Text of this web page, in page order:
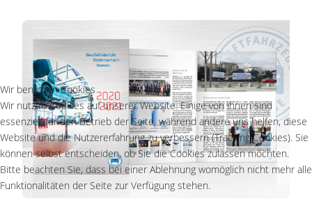
Wir benutzen Cookies
Wir nutzen Cookies auf unserer Website. Einige von ihnen sind
essenziell für den Betrieb der Seite, während andere uns helfen, diese
Website und die Nutzererfahrung zu verbessern (Tracking Cookies). Sie
können selbst entscheiden, ob Sie die Cookies zulassen möchten.
Bitte beachten Sie, dass bei einer Ablehnung womöglich nicht mehr alle
Funktionalitäten der Seite zur Verfügung stehen.